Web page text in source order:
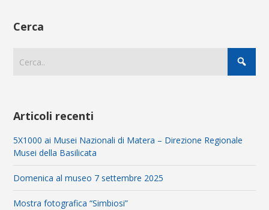
Cerca
Articoli recenti
5X1000 ai Musei Nazionali di Matera – Direzione Regionale
Musei della Basilicata
Domenica al museo 7 settembre 2025
Mostra fotografica “Simbiosi”